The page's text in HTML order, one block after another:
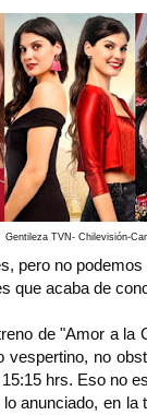
Gentileza TVN- Chilevisión-
pero no
que acaba de
de "Amor a la
vespertino, no
hrs. Eso no
anunciado, en